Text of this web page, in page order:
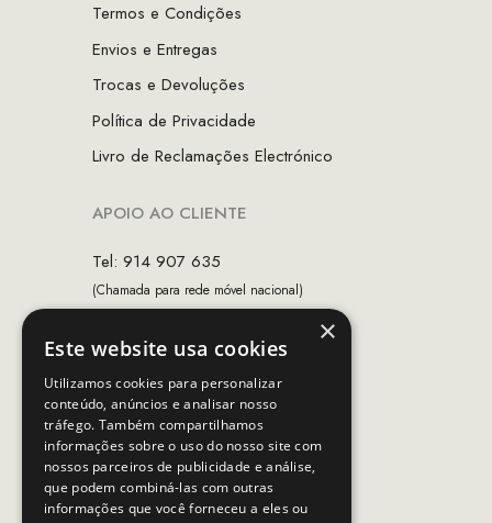
Termos e Condições
Envios e Entregas
Trocas e Devoluções
Política de Privacidade
Livro de Reclamações Electrónico
APOIO AO CLIENTE
Tel: 914 907 635
(Chamada para rede móvel nacional)
Horário de contacto:
Dias úteis das 10h as 19h
SEGUE-NOS
×
Este website usa cookies
Utilizamos cookies para personalizar
conteúdo, anúncios e analisar nosso
tráfego. Também compartilhamos
informações sobre o uso do nosso site com
nossos parceiros de publicidade e análise,
que podem combiná-las com outras
informações que você forneceu a eles ou